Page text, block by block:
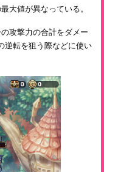
大値が異なっている。
攻撃力の合計をダメー
逆転を狙う際などに使い